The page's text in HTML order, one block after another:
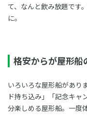
て、なんと飲み放題です
に。
格安からが屋形船
いろいろな屋形船があり
ド持ち込み」「記念キャ
分楽しめる屋形船。一度